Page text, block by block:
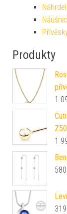
Produkty
1
1
580
319